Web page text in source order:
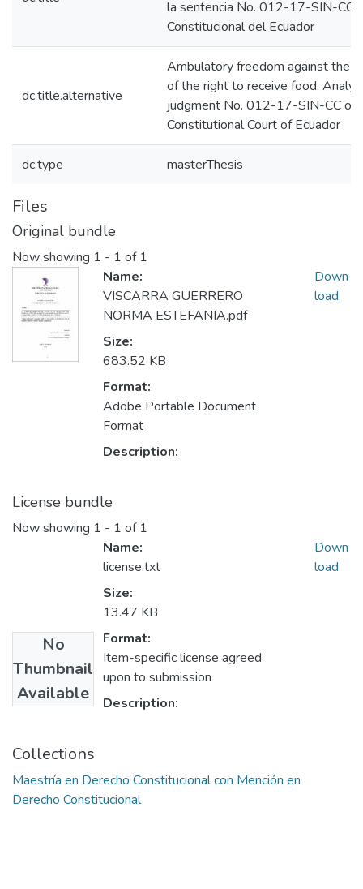
la sentencia No. 012-17-SIN-CC
Constitucional del Ecuador
dc.title.alternative
Ambulatory freedom against the
of the right to receive food.
judgment No. 012-17-SIN-CC of
Constitutional Court of Ecuador
dc.type masterThesis
Files
Original bundle
Now showing 1 - 1 of 1
Name:
VISCARRA GUERRERO
NORMA ESTEFANIA.pdf
Size:
683.52 KB
Format:
Adobe Portable Document
Format
Description:
Down
load
License bundle
Now showing 1 - 1 of 1
No
Thumbnail
Available
Name:
license.txt
Size:
13.47 KB
Format:
Item-specific license agreed
upon to submission
Description:
Down
load
Collections
Maestría en Derecho Constitucional con Mención en
Derecho Constitucional